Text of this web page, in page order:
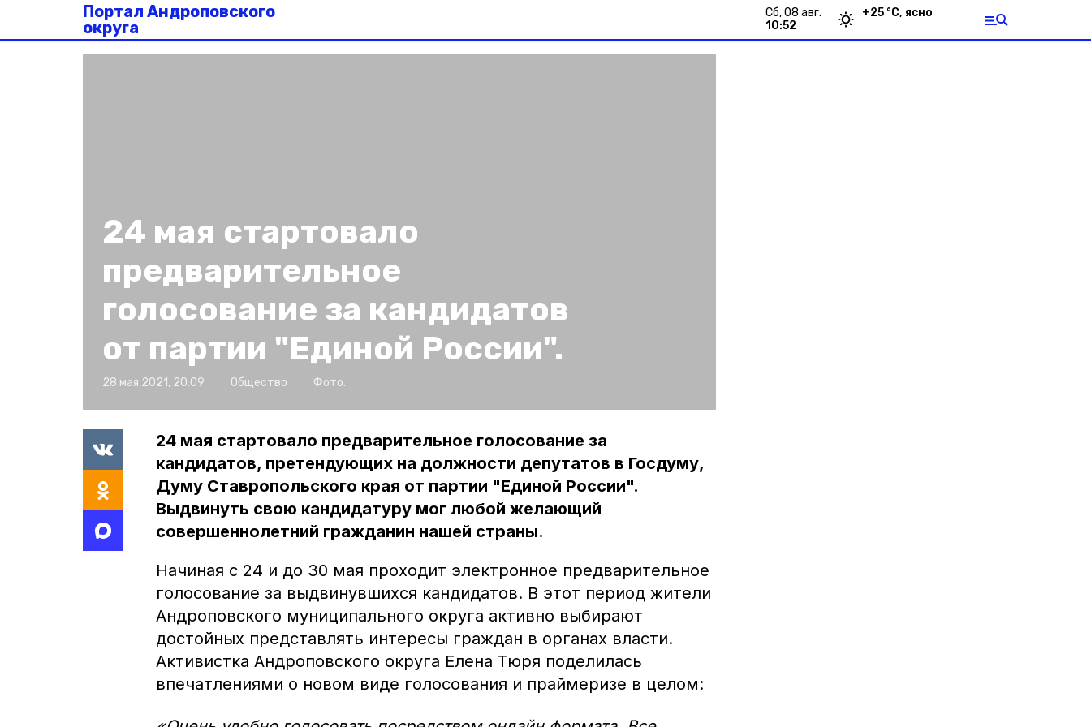
Портал Андроповского
округа
сб, 08 авг.
10:52
+25 °С, ясно
24 мая стартовало
предварительное
голосование за кандидатов
от партии "Единой России".
28 мая 2021, 20:09 Общество Фото:
24 мая стартовало предварительное голосование за
кандидатов, претендующих на должности депутатов в Госдуму,
Думу Ставропольского края от партии "Единой России".
Выдвинуть свою кандидатуру мог любой желающий
совершеннолетний гражданин нашей страны.
Начиная с 24 и до 30 мая проходит электронное предварительное
голосование за выдвинувшихся кандидатов. В этот период жители
Андроповского муниципального округа активно выбирают
достойных представлять интересы граждан в органах власти.
Активистка Андроповского округа Елена Тюря поделилась
впечатлениями о новом виде голосования и праймеризе в целом: